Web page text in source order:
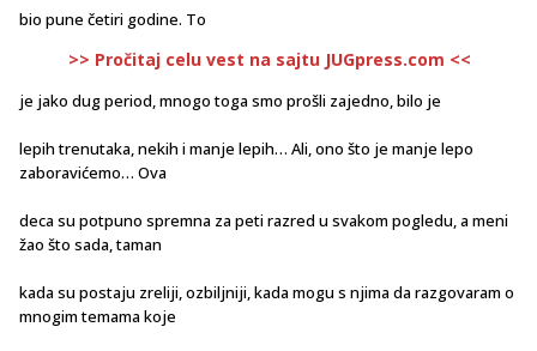
bio pune četiri godine. To
>> Pročitaj celu vest na sajtu JUGpress.com <<
je jako dug period, mnogo toga smo prošli zajedno, bilo je
lepih trenutaka, nekih i manje lepih… Ali, ono što je manje lepo
zaboravićemo… Ova
deca su potpuno spremna za peti razred u svakom pogledu, a meni
žao što sada, taman
kada su postaju zreliji, ozbiljniji, kada mogu s njima da razgovaram o
mnogim temama koje